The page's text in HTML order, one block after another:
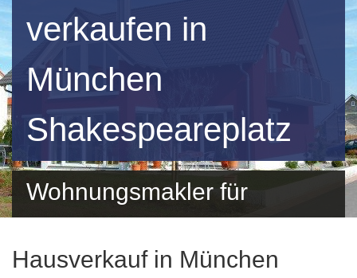
verkaufen in
München
Shakespeareplatz
Wohnungsmakler für
Umgebung
Hausverkauf in München